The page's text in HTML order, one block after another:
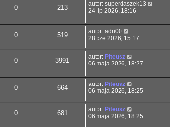
0 213 autor: superdaszek13
24 lip 2026, 18:16
0 519 autor: adri00
28 cze 2026, 15:17
0 3991 autor: Piteusz
06 maja 2026, 18:27
0 664 autor: Piteusz
06 maja 2026, 18:25
0 681 autor: Piteusz
06 maja 2026, 18:25